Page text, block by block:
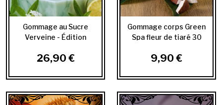
Gommage au Sucre
Verveine - Édition
26,90 €
Gommage corps Green
Spa fleur de tiaré 30
9,90 €